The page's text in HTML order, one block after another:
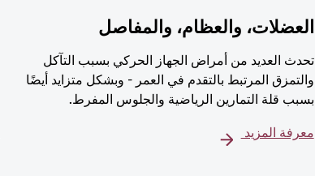
العضلات، والعظام، والمفاصل
تحدث العديد من أمراض الجهاز الحركي بسبب التآكل
والتمزق المرتبط بالتقدم في العمر - وبشكل متزايد أيضًا
بسبب قلة التمارين الرياضية والجلوس المفرط.
معرفة المزيد